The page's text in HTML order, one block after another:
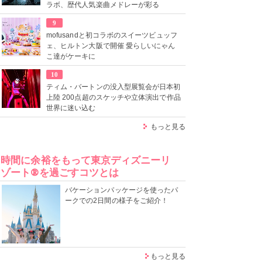
ラボ、歴代人気楽曲メドレーが彩る
9
mofusandと初コラボのスイーツビュッフ
ェ、ヒルトン大阪で開催 愛らしいにゃん
こ達がケーキに
10
ティム・バートンの没入型展覧会が日本初
上陸 200点超のスケッチや立体演出で作品
世界に迷い込む
もっと見る
時間に余裕をもって東京ディズニーリ
ゾート®を過ごすコツとは
バケーションパッケージを使ったパ
ークでの2日間の様子をご紹介！
もっと見る